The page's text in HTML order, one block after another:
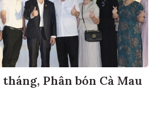
Phân bón Cà Mau